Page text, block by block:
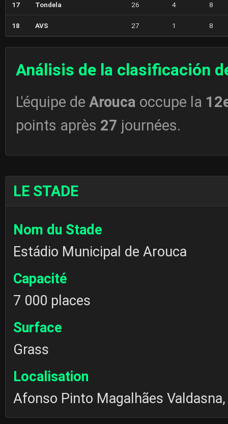
17 Tondela 26 4 8
18 AVS 27 1 8
Análisis de la clasificación
L'équipe de Arouca occupe la
points après 27 journées.
LE STADE
Nom du Stade
Estádio Municipal de Arouca
Capacité
7 000 places
Surface
Grass
Localisation
Afonso Pinto Magalhães